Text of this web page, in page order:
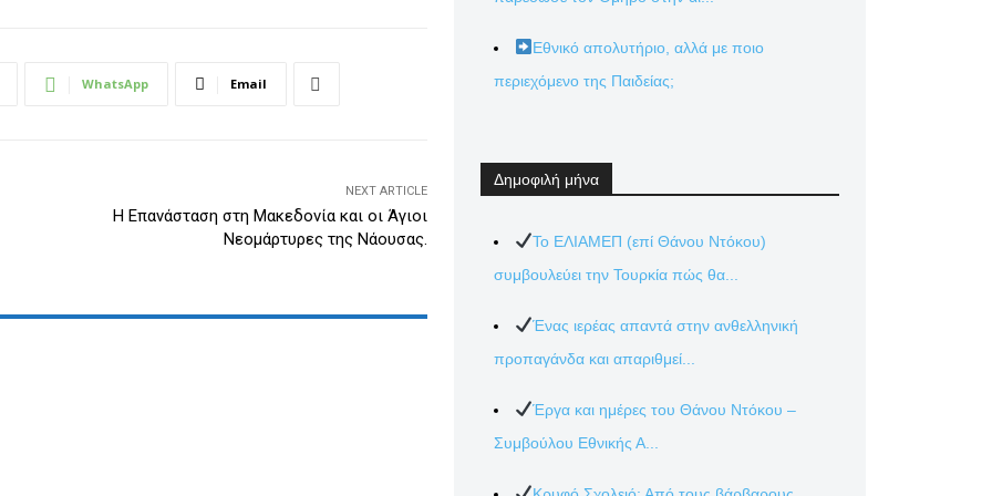
k
WhatsApp Email
NEXT ARTICLE
Η Επανάσταση στη Μακεδονία και οι Άγιοι
Νεομάρτυρες της Νάουσας.
Εθνικό απολυτήριο, αλλά με ποιο
περιεχόμενο της Παιδείας;
Δημοφιλή μήνα
Το ΕΛΙΑΜΕΠ (επί Θάνου Ντόκου)
συμβουλεύει την Τουρκία πώς θα...
Ένας ιερέας απαντά στην ανθελληνική
προπαγάνδα και απαριθμεί...
Έργα και ημέρες του Θάνου Ντόκου –
Συμβούλου Εθνικής Α...